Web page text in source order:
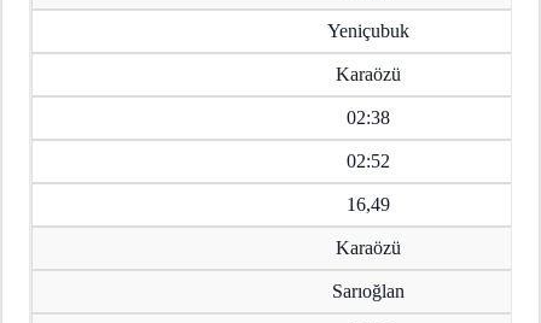
Yeniçubuk
Karaözü
02:38
02:52
16,49
Karaözü
Sarıoğlan